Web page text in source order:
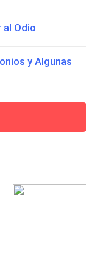
al Odio
y Algunas